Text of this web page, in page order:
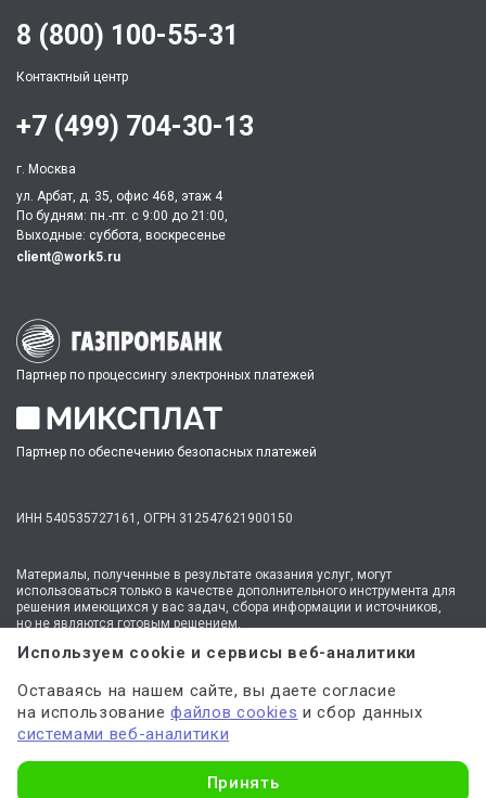
Партнер по процессингу электронных платежей
Партнер по обеспечению безопасных платежей
ИНН 540535727161, ОГРН 312547621900150
8 (800) 100-55-31
Контактный центр
+7 (499) 704-30-13
г. Москва
ул. Арбат, д. 35, офис 468, этаж 4
По будням: пн.-пт. c 9:00 до 21:00,
Выходные: суббота, воскресенье
client@work5.ru
Материалы, полученные в результате оказания услуг, могут
использоваться только в качестве дополнительного инструмента для
решения имеющихся у вас задач, сбора информации и источников,
но не являются готовым решением.
* №1 на рынке консультационных услуг для студентов по количеству
стационарных офисов-филиалов в 14 городах России (от Иркутска до
вся Россия.
Мы используем файлы cookieисервисы веб-аналитики
для персонализации сервисов и повышения удобства пользования
настройки браузера.
Используем cookie и сервисы веб-аналитики
Оставаясь на нашем сайте, вы даете согласие
на использованиефайлов cookies и сбор данных
системами веб-аналитики
Принять